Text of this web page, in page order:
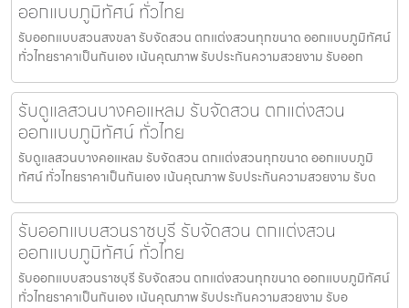
ออกแบบภูมิทัศน์ ทั่วไทย
รับออกแบบสวนสงขลา รับจัดสวน ตกแต่งสวนทุกขนาด ออกแบบภูมิทัศน์
ทั่วไทยราคาเป็นกันเอง เน้นคุณภาพ รับประกันความสวยงาม รับออก
รับดูแลสวนบางคอแหลม รับจัดสวน ตกแต่งสวน
ออกแบบภูมิทัศน์ ทั่วไทย
รับดูแลสวนบางคอแหลม รับจัดสวน ตกแต่งสวนทุกขนาด ออกแบบภูมิ
ทัศน์ ทั่วไทยราคาเป็นกันเอง เน้นคุณภาพ รับประกันความสวยงาม รับด
รับออกแบบสวนราชบุรี รับจัดสวน ตกแต่งสวน
ออกแบบภูมิทัศน์ ทั่วไทย
รับออกแบบสวนราชบุรี รับจัดสวน ตกแต่งสวนทุกขนาด ออกแบบภูมิทัศน์
ทั่วไทยราคาเป็นกันเอง เน้นคุณภาพ รับประกันความสวยงาม รับอ